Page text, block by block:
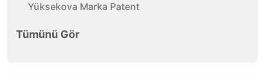
Yüksekova Marka Patent
Tümünü Gör